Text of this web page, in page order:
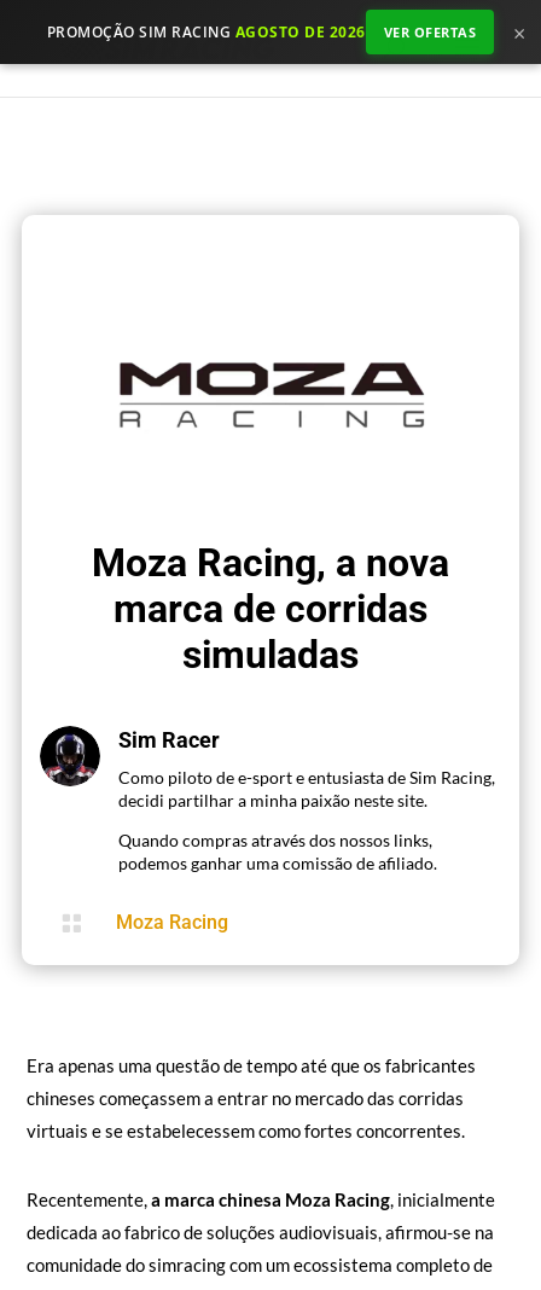
PROMOÇÃO SIM RACING AGOSTO DE 2026 VER OFERTAS ×
Moza Racing, a nova
marca de corridas
simuladas
Sim Racer
Como piloto de e-sport e entusiasta de Sim Racing,
decidi partilhar a minha paixão neste site.
Quando compras através dos nossos links,
podemos ganhar uma comissão de afiliado.
 Moza Racing
Era apenas uma questão de tempo até que os fabricantes
chineses começassem a entrar no mercado das corridas
virtuais e se estabelecessem como fortes concorrentes.
Recentemente,a marca chinesa Moza Racing, inicialmente
dedicada ao fabrico de soluções audiovisuais, afirmou-se na
comunidade do simracing com um ecossistema completo de